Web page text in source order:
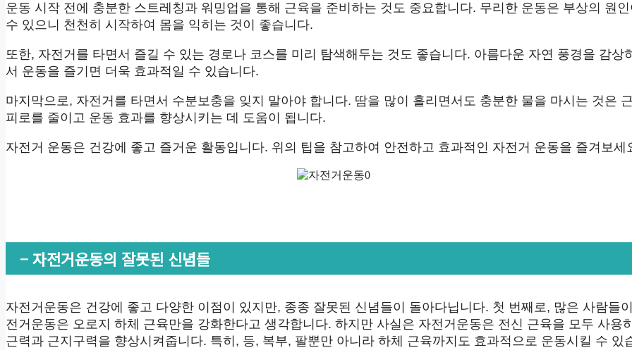
운동 시작 전에 충분한 스트레칭과 워밍업을 통해 근육을 준비하는 것도 중요합니다. 무리한 운동은 부상의 원인
수 있으니 천천히 시작하여 몸을 익히는 것이 좋습니다.
또한, 자전거를 타면서 즐길 수 있는 경로나 코스를 미리 탐색해두는 것도 좋습니다. 아름다운 자연 풍경을 감상
서 운동을 즐기면 더욱 효과적일 수 있습니다.
마지막으로, 자전거를 타면서 수분보충을 잊지 말아야 합니다. 땀을 많이 흘리면서도 충분한 물을 마시는 것은
피로를 줄이고 운동 효과를 향상시키는 데 도움이 됩니다.
자전거 운동은 건강에 좋고 즐거운 활동입니다. 위의 팁을 참고하여 안전하고 효과적인 자전거 운동을 즐겨보세
– 자전거운동의 잘못된 신념들
자전거운동은 건강에 좋고 다양한 이점이 있지만, 종종 잘못된 신념들이 돌아다닙니다. 첫 번째로, 많은 사람들
전거운동은 오로지 하체 근육만을 강화한다고 생각합니다. 하지만 사실은 자전거운동은 전신 근육을 모두 사용
근력과 근지구력을 향상시켜줍니다. 특히, 등, 복부, 팔뿐만 아니라 하체 근육까지도 효과적으로 운동시킬 수 있